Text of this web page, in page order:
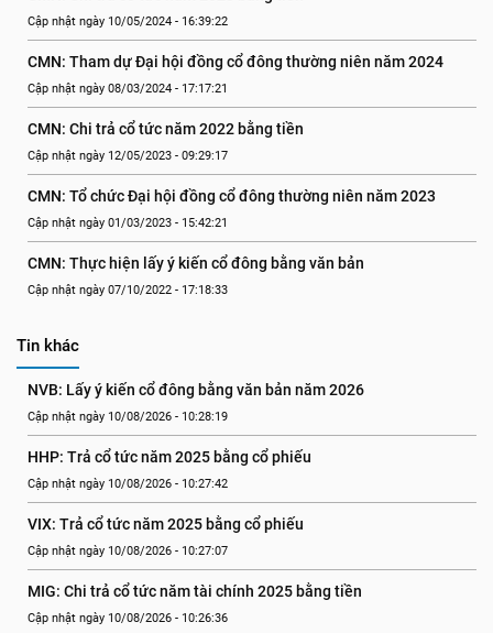
Cập nhật ngày 10/05/2024 - 16:39:22
CMN: Tham dự Đại hội đồng cổ đông thường niên năm 2024
Cập nhật ngày 08/03/2024 - 17:17:21
CMN: Chi trả cổ tức năm 2022 bằng tiền
Cập nhật ngày 12/05/2023 - 09:29:17
CMN: Tổ chức Đại hội đồng cổ đông thường niên năm 2023
Cập nhật ngày 01/03/2023 - 15:42:21
CMN: Thực hiện lấy ý kiến cổ đông bằng văn bản
Cập nhật ngày 07/10/2022 - 17:18:33
Tin khác
NVB: Lấy ý kiến cổ đông bằng văn bản năm 2026
Cập nhật ngày 10/08/2026 - 10:28:19
HHP: Trả cổ tức năm 2025 bằng cổ phiếu
Cập nhật ngày 10/08/2026 - 10:27:42
VIX: Trả cổ tức năm 2025 bằng cổ phiếu
Cập nhật ngày 10/08/2026 - 10:27:07
MIG: Chi trả cổ tức năm tài chính 2025 bằng tiền
Cập nhật ngày 10/08/2026 - 10:26:36